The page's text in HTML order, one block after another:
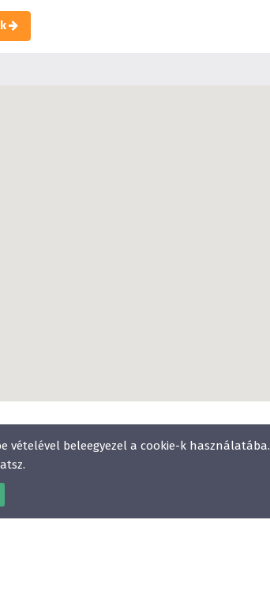
vételével beleegyezel a cookie-k használatába.